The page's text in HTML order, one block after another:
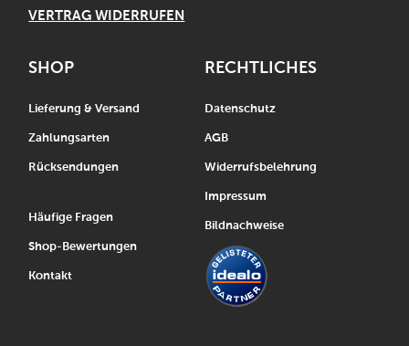
VERTRAG WIDERRUFEN
SHOP
Lieferung & Versand
Zahlungsarten
Rücksendungen
Häufige Fragen
Shop-Bewertungen
Kontakt
RECHTLICHES
Datenschutz
AGB
Widerrufsbelehrung
Impressum
Bildnachweise